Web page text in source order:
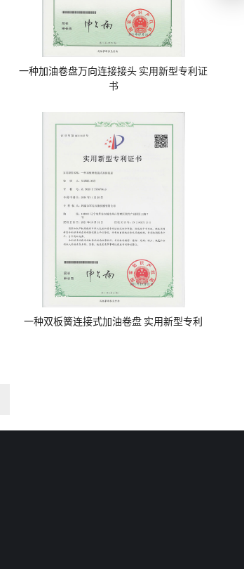
一种加油卷盘万向连接接头 实用新型专利证
书
一种双板簧连接式加油卷盘 实用新型专利